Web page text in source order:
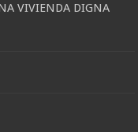
VIVIENDA DIGNA